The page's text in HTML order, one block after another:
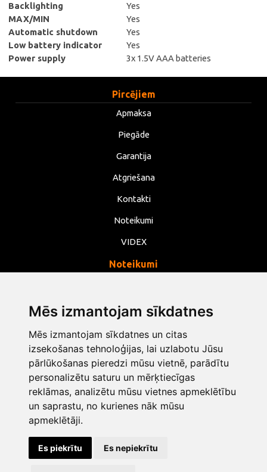
Mēs izmantojam sīkdatnes
Mēs izmantojam sīkdatnes un citas
izsekošanas tehnoloģijas, lai uzlabotu Jūsu
pārlūkošanas pieredzi mūsu vietnē, parādītu
personalizētu saturu un mērķtiecīgas
reklāmas, analizētu mūsu vietnes apmeklētību
un saprastu, no kurienes nāk mūsu
apmeklētāji.
Es piekrītu Es nepiekrītu
Backlighting
Yes
MAX/MIN
Yes
Automatic shutdown
Yes
Low battery indicator
Yes
Power supply
3x 1.5V AAA batteries
Pircējiem
Apmaksa
Piegāde
Garantija
Atgriešana
Kontakti
Noteikumi
VIDEX
Noteikumi
Noteikumi
Mainīt sīkdatņu iestatījumus
info@opentools.lv +371 26272360
Tirdzniecības partneris: varle.lt